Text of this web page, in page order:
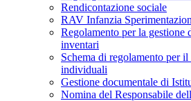
Rendicontazione sociale
RAV Infanzia
Regolamento per la gestione
inventari
Schema di regolamento per
individuali
Gestione documentale di
Nomina del Responsabile